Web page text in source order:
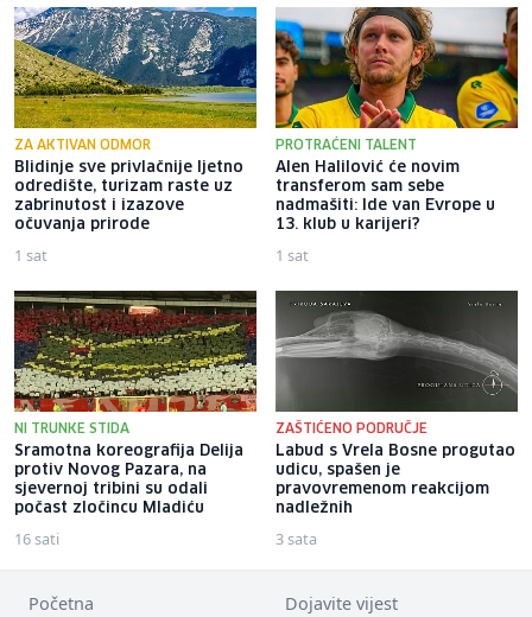
ZA AKTIVAN ODMOR
Blidinje sve privlačnije ljetno
odredište, turizam raste uz
zabrinutost i izazove
očuvanja prirode
1 sat
PROTRAĆENI TALENT
Alen Halilović će novim
transferom sam sebe
nadmašiti: Ide van Evrope u
13. klub u karijeri?
1 sat
NI TRUNKE STIDA
Sramotna koreografija Delija
protiv Novog Pazara, na
sjevernoj tribini su odali
počast zločincu Mladiću
16 sati
ZAŠTIĆENO PODRUČJE
Labud s Vrela Bosne progutao
udicu, spašen je
pravovremenom reakcijom
nadležnih
3 sata
Početna Dojavite vijest